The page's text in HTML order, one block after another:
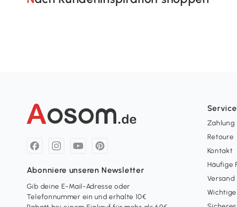
Abonniere unseren Newsletter
Gib deine E-Mail-Adresse oder
Telefonnummer ein und erhalte 10€
Service
Zahlung
Retoure
Kontakt
Häufige
Versand